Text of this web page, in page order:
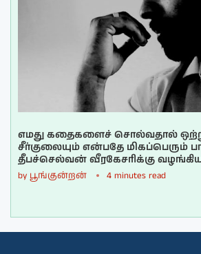
எமது கதைகளைச் சொல்வதால்
சீர்குலையும் என்பதே மிகப்பெரும்
தீபச்செல்வன் வீரகேசரிக்கு
by பூங்குன்றன் 4 minutes read